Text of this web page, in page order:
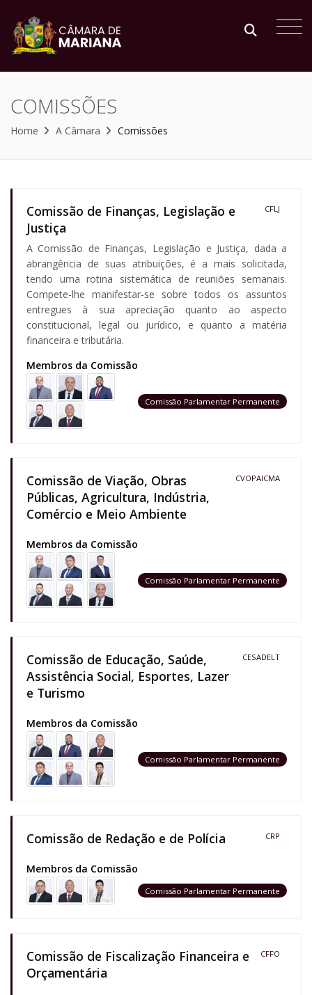
COMISSÕES
Home A Câmara Comissões
Comissão de Finanças, Legislação e
Justiça
CFLJ
A Comissão de Finanças, Legislação e Justiça, dada a
abrangência de suas atribuições, é a mais solicitada,
tendo uma rotina sistemática de reuniões semanais.
Compete-lhe manifestar-se sobre todos os assuntos
entregues à sua apreciação quanto ao aspecto
constitucional, legal ou jurídico, e quanto a matéria
financeira e tributária.
Membros da Comissão
Comissão Parlamentar Permanente
Comissão de Viação, Obras
Públicas, Agricultura, Indústria,
Comércio e Meio Ambiente
CVOPAICMA
Membros da Comissão
Comissão Parlamentar Permanente
Comissão de Educação, Saúde,
Assistência Social, Esportes, Lazer
e Turismo
CESADELT
Membros da Comissão
Comissão Parlamentar Permanente
Comissão de Redação e de Polícia CRP
Membros da Comissão
Comissão Parlamentar Permanente
Comissão de Fiscalização Financeira e
Orçamentária
CFFO